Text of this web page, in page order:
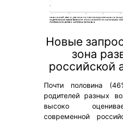
Новые
зона
российской
Почти половина
родителей разных
высоко
современной